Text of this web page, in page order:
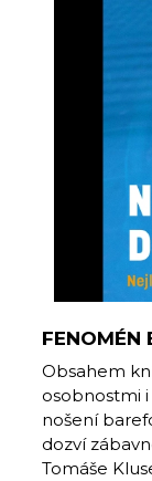
FENOMÉN
Obsahem
osobnostmi
nošení
dozví
Tomáše